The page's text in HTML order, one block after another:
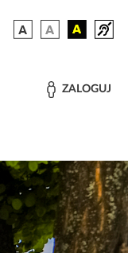
ZALOGUJ